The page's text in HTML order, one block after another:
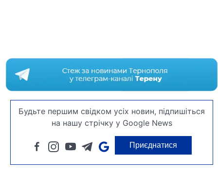
Будьте першим свідком усіх новин, підпишіться
на нашу стрічку у Google News
Приєднатися